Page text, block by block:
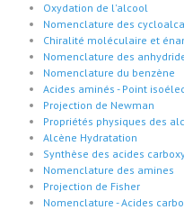
Oxydation de l'alcool
Nomenclature des
Chiralité moléculaire et
Nomenclature des
Nomenclature du benzène
Acides aminés - Point
Projection de Newman
Propriétés physiques des
Alcène Hydratation
Synthèse des acides
Nomenclature des amines
Projection de Fisher
Nomenclature - Acides